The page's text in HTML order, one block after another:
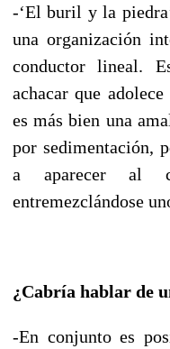
-‘El buril y la
una organización
conductor lineal.
achacar que
es más bien una
por sedimentación,
a aparecer al
entremezclándose
¿Cabría hablar de
-En conjunto es